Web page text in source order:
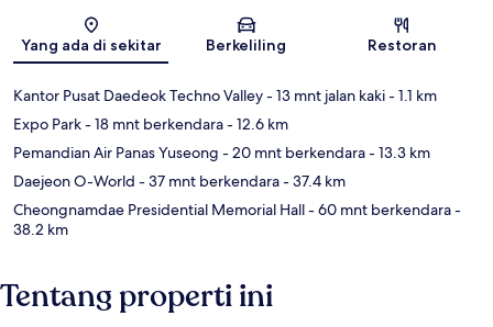
Peta
Yang ada di sekitar Berkeliling Restoran
Kantor Pusat Daedeok Techno Valley- 13 mnt jalan kaki- 1.1 km
Expo Park- 18 mnt berkendara- 12.6 km
Pemandian Air Panas Yuseong - 20 mnt berkendara- 13.3 km
Daejeon O-World - 37 mnt berkendara- 37.4 km
Cheongnamdae Presidential Memorial Hall- 60 mnt berkendara-
38.2 km
Tentang properti ini